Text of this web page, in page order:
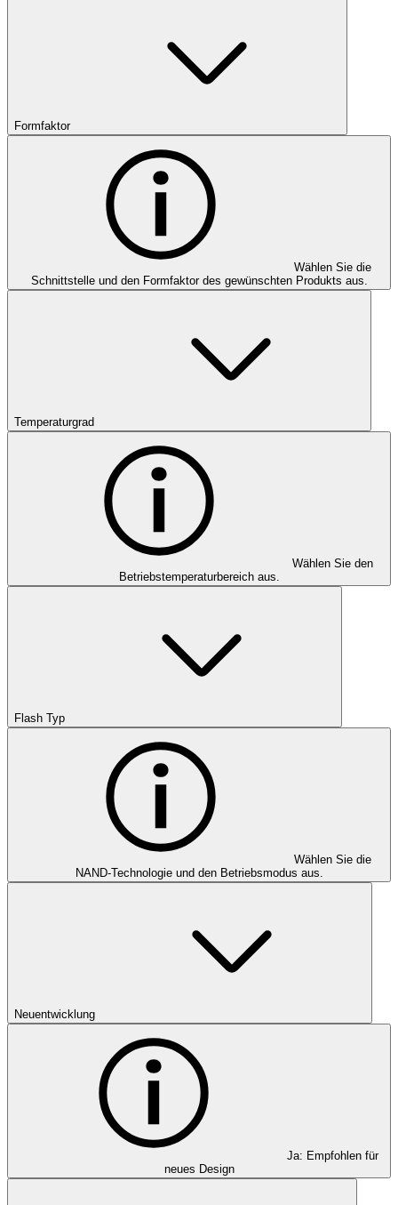
Formfaktor
Wählen Sie die
Schnittstelle und den Formfaktor des gewünschten Produkts aus.
Temperaturgrad
Wählen Sie den
Betriebstemperaturbereich aus.
Flash Typ
Wählen Sie die
NAND-Technologie und den Betriebsmodus aus.
Neuentwicklung
Ja: Empfohlen für
neues Design